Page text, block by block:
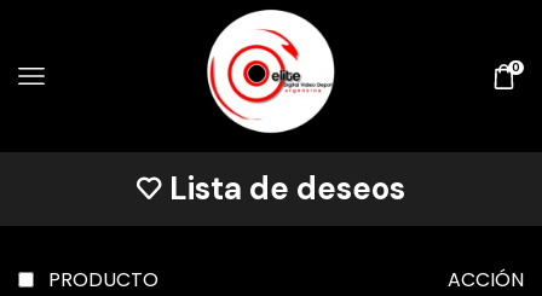
0
Lista de deseos
PRODUCTO ACCIÓN